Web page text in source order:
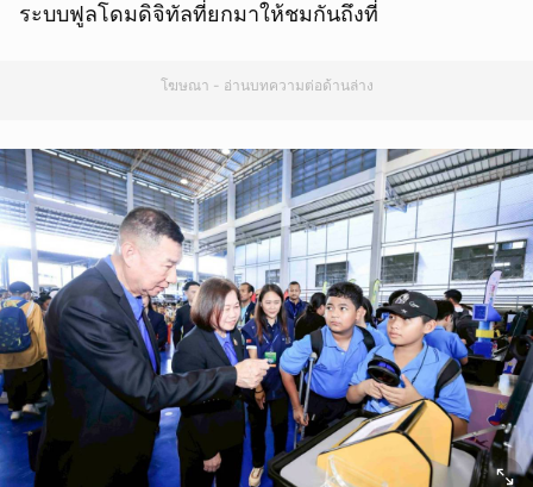
ระบบฟูลโดมดิจิทัลที่ยกมาให้ชมกันถึงที่
โฆษณา - อ่านบทความต่อด้านล่าง